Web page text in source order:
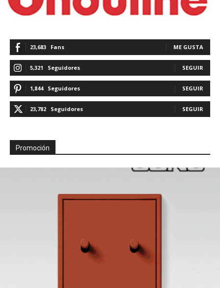
23,683 Fans ME GUSTA
5,321 Seguidores SEGUIR
1,844 Seguidores SEGUIR
23,782 Seguidores SEGUIR
Promoción